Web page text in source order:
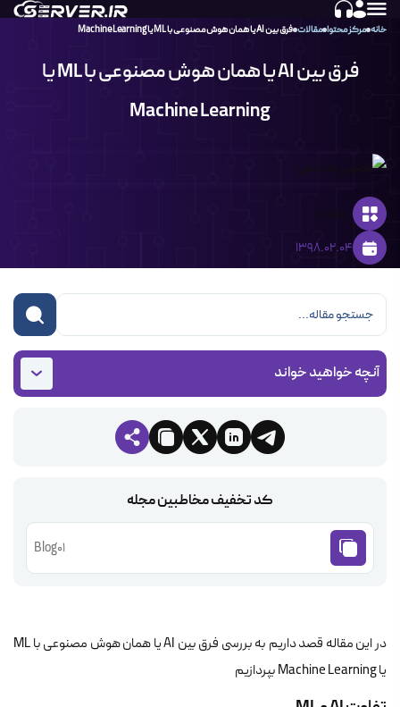
خانه مرکز محتوا مقالات فرق بین AI یا همان هوش مصنوعی با ML یا Machine Learning
فرق بین AI یا همان هوش مصنوعی با ML یا
Machine Learning
1398.02.04
آنچه خواهید خواند
کد تخفیف مخاطبین مجله
Blog01
در این مقاله قصد داریم به بررسی فرق بین AI یا همان هوش مصنوعی با ML
یا Machine Learning بپردازیم